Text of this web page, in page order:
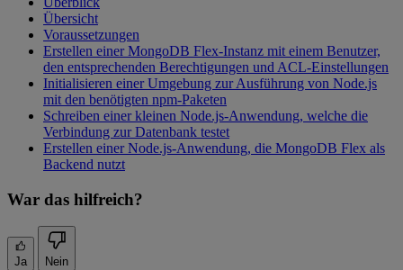
Übersicht
Voraussetzungen
Erstellen einer MongoDB Flex-Instanz mit einem Benutzer,
den entsprechenden Berechtigungen und ACL-Einstellungen
Initialisieren einer Umgebung zur Ausführung von Node.js
mit den benötigten npm-Paketen
Schreiben einer kleinen Node.js-Anwendung, welche die
Verbindung zur Datenbank testet
Erstellen einer Node.js-Anwendung, die MongoDB Flex als
Backend nutzt
War das hilfreich?
Ja Nein